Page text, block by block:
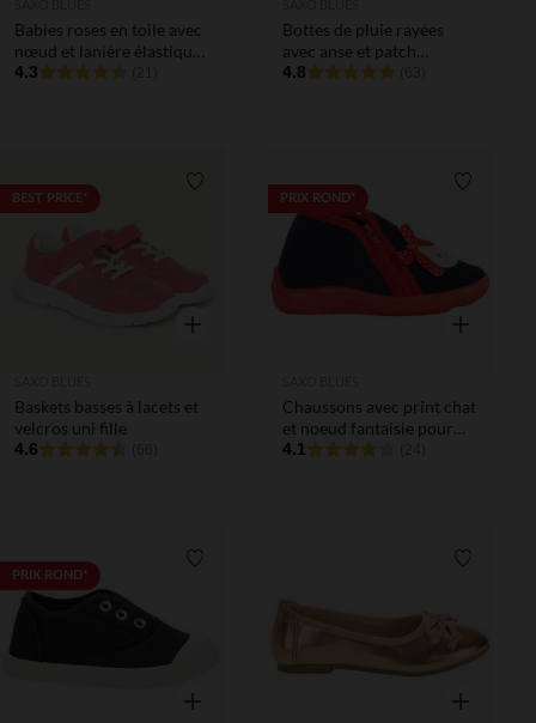
Babies roses en toile avec
nœud et lanière élastiquée
fille
4.3
Bottes de pluie rayées
avec anse et patch
fantaisie fille
4.8
BEST PRICE* Liste de souhaits
Aperçu rapide
Baskets basses à lacets et
velcros uni fille
4.6
PRIX ROND*
Aperçu
Chaussons avec print chat
et noeud fantaisie pour
bébé fille
4.1
PRIX ROND*
Aperçu rapide Aperçu